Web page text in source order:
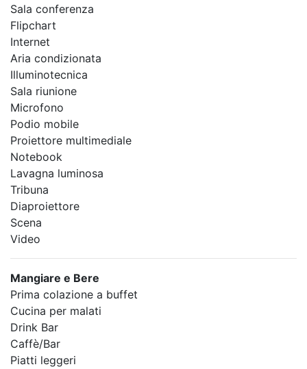
Sala conferenza
Flipchart
Internet
Aria condizionata
Illuminotecnica
Sala riunione
Microfono
Podio mobile
Proiettore multimediale
Notebook
Lavagna luminosa
Tribuna
Diaproiettore
Scena
Video
Mangiare e Bere
Prima colazione a buffet
Cucina per malati
Drink Bar
Caffè/Bar
Piatti leggeri